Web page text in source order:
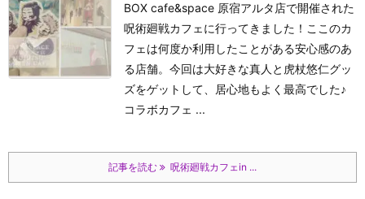
BOX cafe&space 原宿アルタ店で開催された
呪術廻戦カフェに行ってきました！ここのカ
フェは何度か利用したことがある安心感のあ
る店舗。今回は大好きな真人と虎杖悠仁グッ
ズをゲットして、居心地もよく最高でした♪
コラボカフェ ...
記事を読む 呪術廻戦カフェin ...